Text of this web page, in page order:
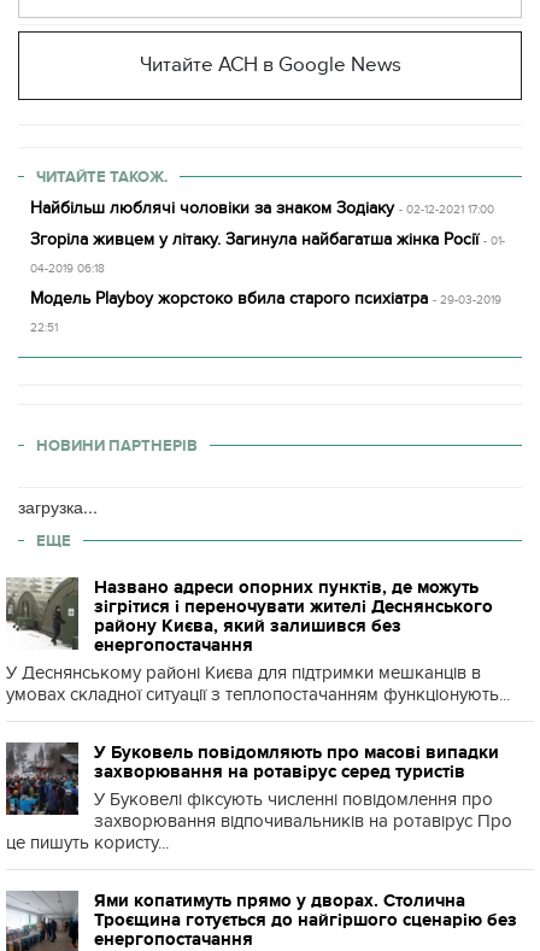
Читайте АСН в Google News
ЧИТАЙТЕ ТАКОЖ.
Найбільш люблячі чоловіки за знаком Зодіаку - 02-12-2021 17:00
Згоріла живцем у літаку. Загинула найбагатша жінка Росії - 01-
04-2019 06:18
Модель Playboy жорстоко вбила старого психіатра - 29-03-2019
22:51
НОВИНИ ПАРТНЕРІВ
загрузка...
ЕЩЕ
Названо адреси опорних пунктів, де можуть
зігрітися і переночувати жителі Деснянського
району Києва, який залишився без
енергопостачання
У Деснянському районі Києва для підтримки мешканців в
умовах складної ситуації з теплопостачанням функціонують...
У Буковель повідомляють про масові випадки
захворювання на ротавірус серед туристів
У Буковелі фіксують численні повідомлення про
захворювання відпочивальників на ротавірус Про
це пишуть користу...
Ями копатимуть прямо у дворах. Столична
Троєщина готується до найгіршого сценарію без
енергопостачання